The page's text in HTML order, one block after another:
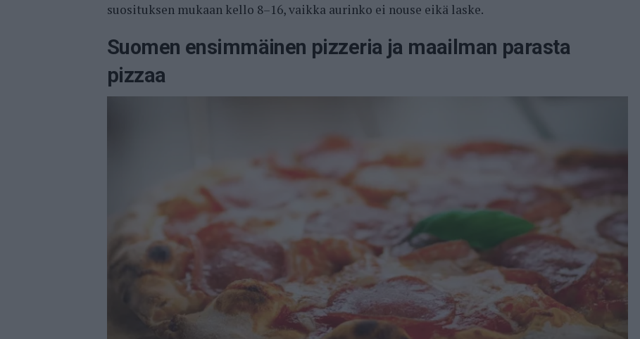
suosituksen mukaan kello 8–16, vaikka aurinko ei nouse eikä laske.
Suomen ensimmäinen pizzeria ja maailman parasta
pizzaa